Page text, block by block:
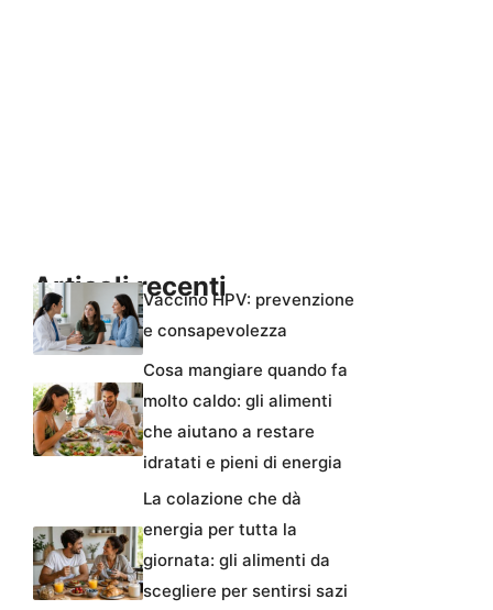
Articoli recentiVaccino HPV: prevenzione
e consapevolezza
Cosa mangiare quando fa
molto caldo: gli alimenti
che aiutano a restare
idratati e pieni di energia
La colazione che dà
energia per tutta la
giornata: gli alimenti da
scegliere per sentirsi sazi